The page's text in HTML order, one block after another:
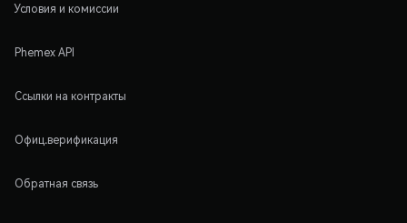
Условия и комиссии
Phemex API
Ссылки на контракты
Офиц.верификация
Обратная связь